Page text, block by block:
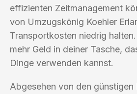
effizienten Zeitmanagement
von Umzugskönig Koehler
Transportkosten niedrig
mehr Geld in deiner Tasche,
Dinge verwenden kannst.
Abgesehen von den günstigen